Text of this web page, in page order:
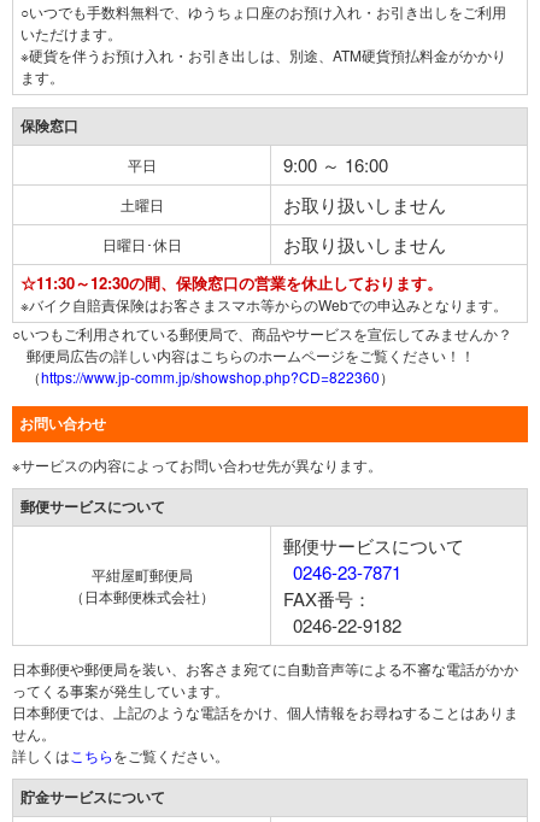
○いつでも手数料無料で、ゆうちょ口座のお預け入れ・お引き出しをご利用
いただけます。
※硬貨を伴うお預け入れ・お引き出しは、別途、ATM硬貨預払料金がかかり
ます。
保険窓口
平日 9:00 ～ 16:00
土曜日 お取り扱いしません
日曜日･休日 お取り扱いしません
☆11:30～12:30の間、保険窓口の営業を休止しております。
※バイク自賠責保険はお客さまスマホ等からのWebでの申込みとなります。
○いつもご利用されている郵便局で、商品やサービスを宣伝してみませんか？
郵便局広告の詳しい内容はこちらのホームページをご覧ください！！
（https://www.jp-comm.jp/showshop.php?CD=822360）
お問い合わせ
※サービスの内容によってお問い合わせ先が異なります。
郵便サービスについて
平紺屋町郵便局
（日本郵便株式会社）
郵便サービスについて
0246-23-7871
FAX番号：
0246-22-9182
日本郵便や郵便局を装い、お客さま宛てに自動音声等による不審な電話がかか
ってくる事案が発生しています。
日本郵便では、上記のような電話をかけ、個人情報をお尋ねすることはありま
せん。
詳しくは こちらをご覧ください。
貯金サービスについて